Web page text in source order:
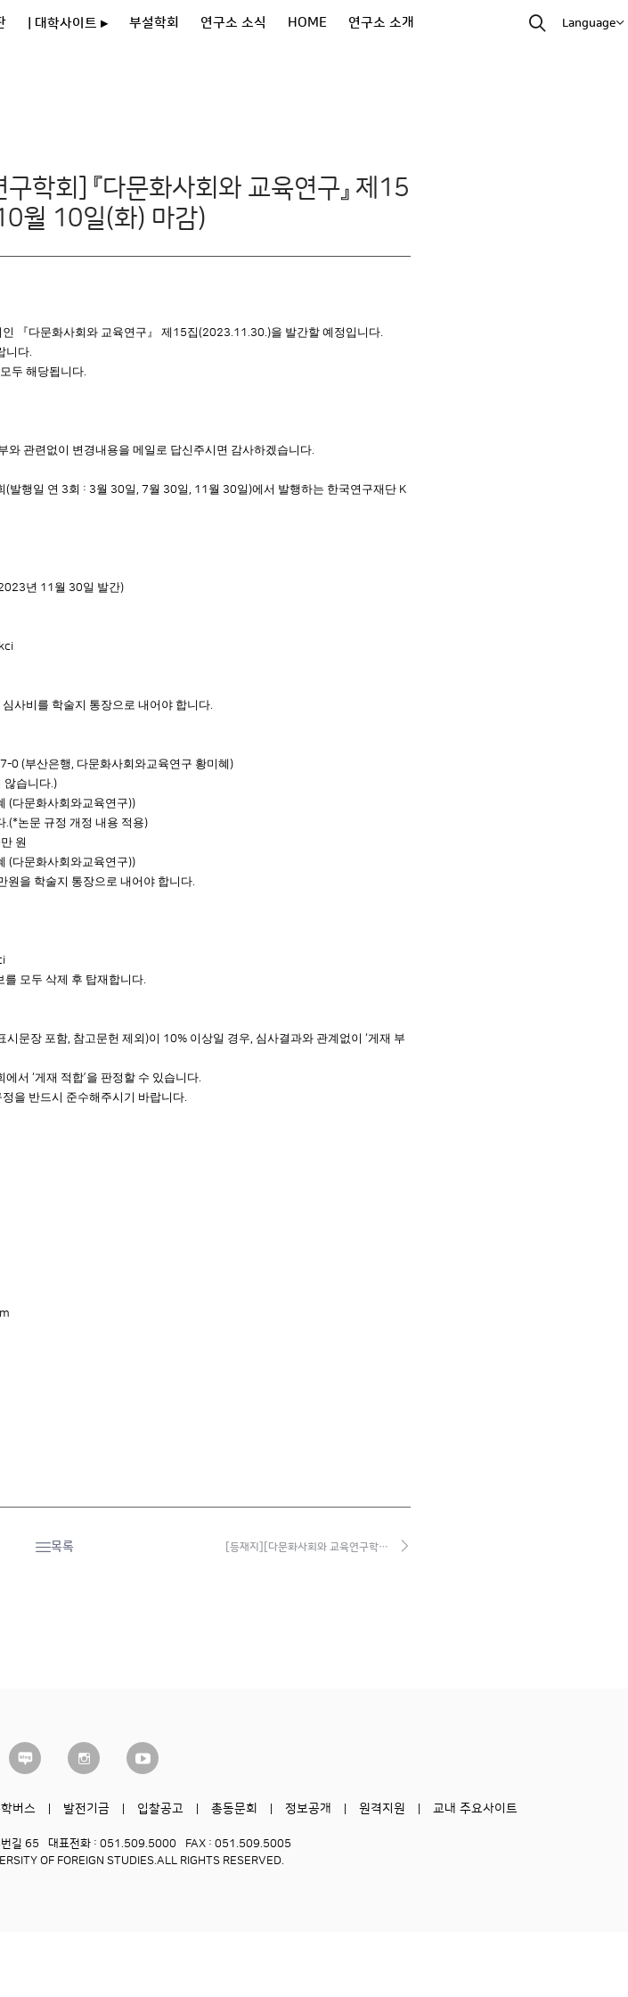
| 대학사이트 ▸ 부설학회 연구소 소식 HOME 연구소 소개 Language
학회] 『다문화사회와 교육연구』 제15
월 10일(화) 마감)
『다문화사회와 교육연구』 제 15집(2023.11.30.)을 발간할 예정입니다.
니다.
두 해당됩니다.
와 관련없이 변경내용을 메일로 답신주시면 감사하겠습니다.
(발행일 연 3회 : 3월 30일 , 7월 30일 , 11 월 30일 )에서 발행하는 한국연구재단 K
년 11 월 30일 발간)
사비를 학술지 통장으로 내어야 합니다.
0 (부산은행, 다문화사회와교육연구 황미혜 )
않습니다.)
(다문화사회와교육연구))
.(*논문 규정 개정 내용 적용)
만 원
(다문화사회와교육연구))
원을 학술지 통장으로 내어야 합니다.
를 모두 삭제 후 탑재합니다.
시문장 포함, 참고문헌 제외 )이 10% 이상일 경우, 심사결과와 관계없이 ‘게재 부
에서 ‘게재 적합’을 판정할 수 있습니다.
을 반드시 준수해주시기 바랍니다.
목록 [등재지][다문화사회와 교육연구학…
버스 발전기금 입찰공고 총동문회 정보공개 원격지원 교내 주요사이트
길 65 대표전화 : 051.509.5000
FAX : 051.509.5005
OF FOREIGN STUDIES. ALL RIGHTS RESERVED.